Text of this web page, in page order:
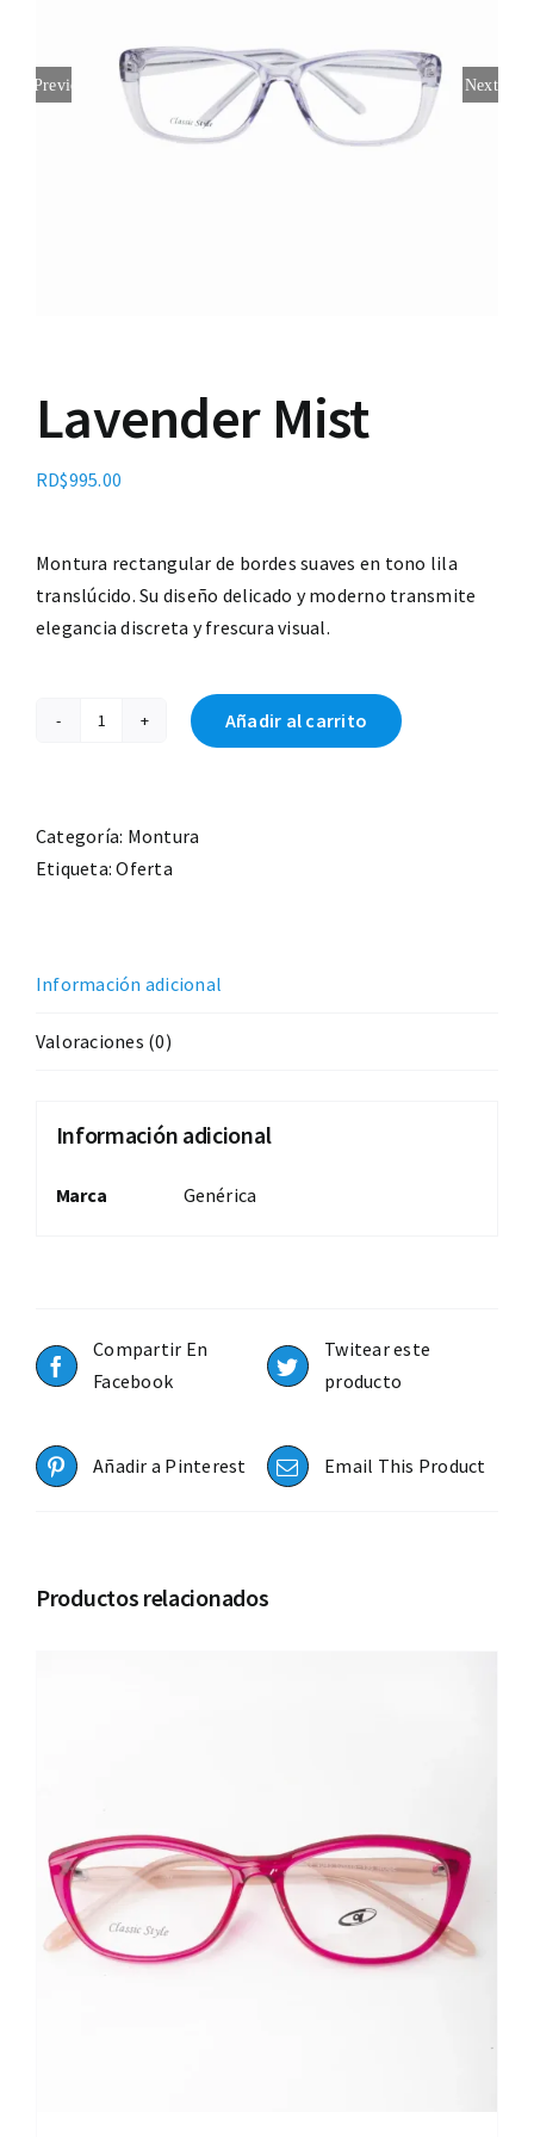
Contacto
Previous Next
Lavender Mist
RD$995.00
Montura rectangular de bordes suaves en tono lila
translúcido. Su diseño delicado y moderno transmite
elegancia discreta y frescura visual.
Lavender
Añadir al carrito
Categoría: Montura
Etiqueta:Oferta
Información adicional
Valoraciones (0)
Información adicional
Marca Genérica
Compartir En
Facebook
Twitear este
producto
Añadir a Pinterest Email This Product
Productos relacionados